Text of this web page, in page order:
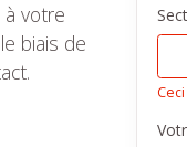
à votre
biais de